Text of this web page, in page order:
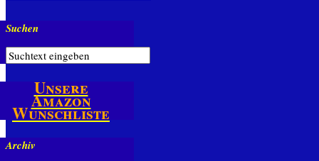
Suchen
Unsere
Amazon
Wunschliste
Archiv